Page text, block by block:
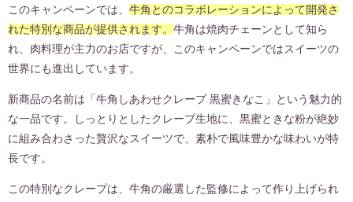
このキャンペーンでは、 牛角とのコラボレーションによって開発さ
れた特別な商品が提供されます。 牛角は焼肉チェーンとして知ら
れ、肉料理が主力のお店ですが、このキャンペーンではスイーツの
世界にも進出しています。
新商品の名前は「牛角しあわせクレープ 黒蜜きなこ」という魅力的
な一品です。しっとりとしたクレープ生地に、黒蜜ときな粉が絶妙
に組み合わさった贅沢なスイーツで、素朴で風味豊かな味わいが特
長です。
この特別なクレープは、牛角の厳選した監修によって作り上げられ